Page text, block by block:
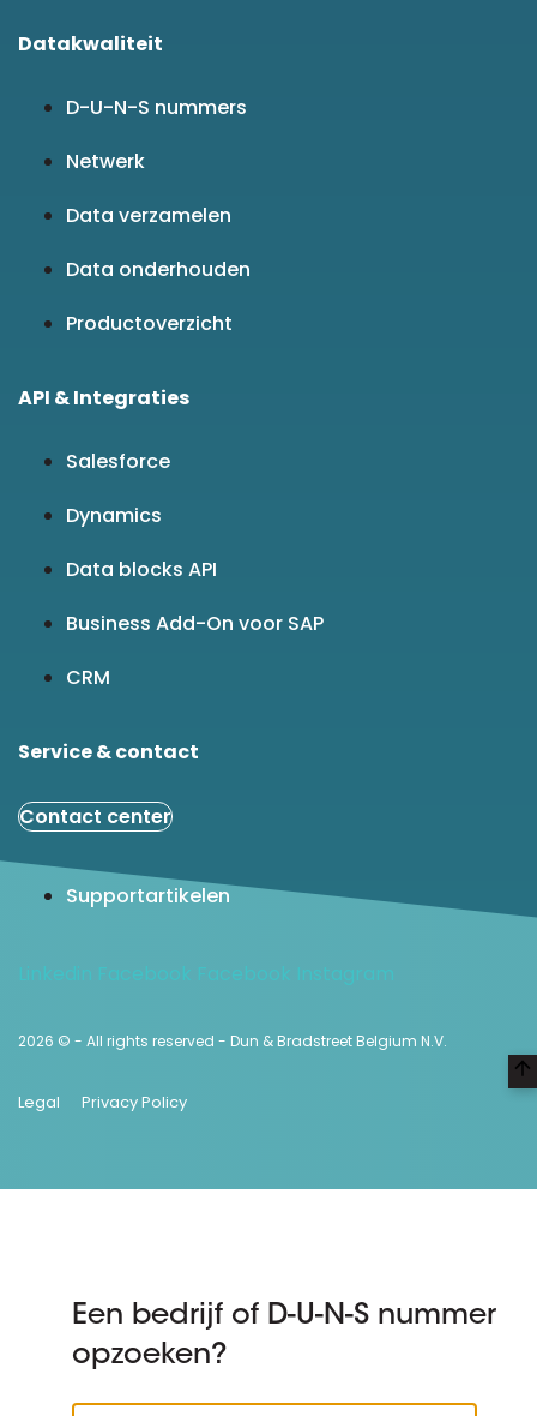
Datakwaliteit
D-U-N-S nummers
Netwerk
Data verzamelen
Data onderhouden
Productoverzicht
API & Integraties
Salesforce
Dynamics
Data blocks API
Business Add-On voor SAP
CRM
Service & contact
Contact center
Supportartikelen
Linkedin Facebook Facebook Instagram
2026 © - All rights reserved - Dun & Bradstreet Belgium N.V.
Legal Privacy Policy
Een bedrijf of D-U-N-S nummer
opzoeken?